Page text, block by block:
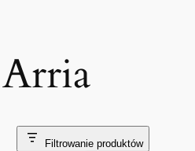
Filtrowanie produktów